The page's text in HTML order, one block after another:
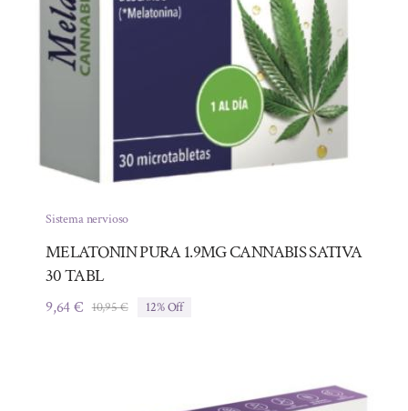
Sistema nervioso
MELATONIN PURA 1.9MG CANNABIS SATIVA
30 TABL
10,95€El
9,64€
El
12% Off